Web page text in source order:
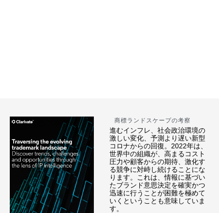
商標ランドスケープの考察
進むインフレ、社会政治環境の
激しい変化、予測より遅い新型
コロナからの回復。2022年は、
世界中の組織が、高まるコスト
圧力や顧客からの期待、激化す
る競争に対峙し続けることにな
ります。これは、情報に基づい
たブランド意思決定を確実かつ
迅速に行うことが困難を極めて
いくということも意味していま
す。